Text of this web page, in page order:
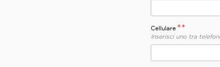
Cellulare **
Inserisci uno tra